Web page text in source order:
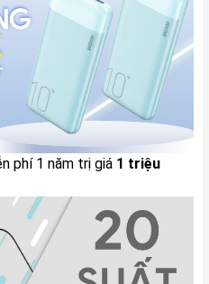
phí 1 năm trị giá 1 triệu